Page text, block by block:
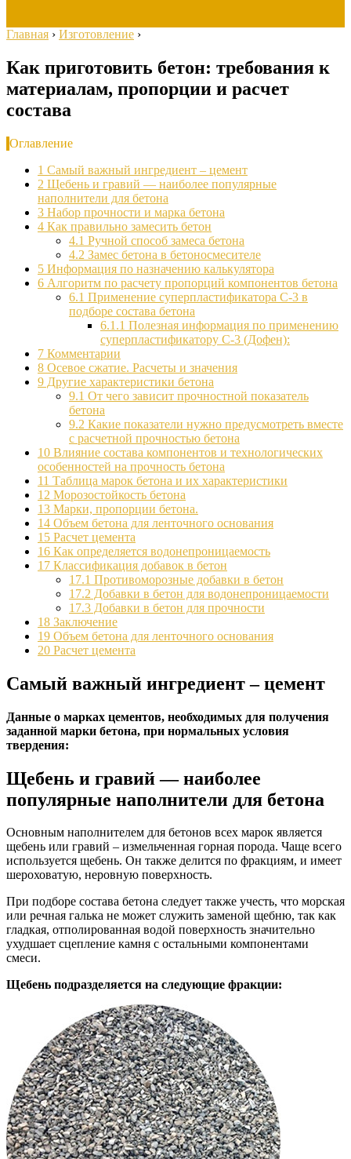
Главная › Изготовление ›
Как приготовить бетон: требования к
материалам, пропорции и расчет
состава
Оглавление
1 Самый важный ингредиент – цемент
2 Щебень и гравий — наиболее популярные
наполнители для бетона
3 Набор прочности и марка бетона
4 Как правильно замесить бетон
4.1 Ручной способ замеса бетона
4.2 Замес бетона в бетоносмесителе
5 Информация по назначению калькулятора
6 Алгоритм по расчету пропорций компонентов бетона
6.1 Применение суперпластификатора С-3 в
подборе состава бетона
6.1.1 Полезная информация по применению
суперпластификатору С-3 (Дофен):
7 Комментарии
8 Осевое сжатие. Расчеты и значения
9 Другие характеристики бетона
9.1 От чего зависит прочностной показатель
бетона
9.2 Какие показатели нужно предусмотреть вместе
с расчетной прочностью бетона
10 Влияние состава компонентов и технологических
особенностей на прочность бетона
11 Таблица марок бетона и их характеристики
12 Морозостойкость бетона
13 Марки, пропорции бетона.
14 Объем бетона для ленточного основания
15 Расчет цемента
16 Как определяется водонепроницаемость
17 Классификация добавок в бетон
17.1 Противоморозные добавки в бетон
17.2 Добавки в бетон для водонепроницаемости
17.3 Добавки в бетон для прочности
18 Заключение
19 Объем бетона для ленточного основания
20 Расчет цемента
Самый важный ингредиент – цемент
Данные о марках цементов, необходимых для получения
заданной марки бетона, при нормальных условия
твердения:
Щебень и гравий — наиболее
популярные наполнители для бетона
Основным наполнителем для бетонов всех марок является
щебень или гравий – измельченная горная порода. Чаще всего
используется щебень. Он также делится по фракциям, и имеет
шероховатую, неровную поверхность.
При подборе состава бетона следует также учесть, что морская
или речная галька не может служить заменой щебню, так как
гладкая, отполированная водой поверхность значительно
ухудшает сцепление камня с остальными компонентами
смеси.
Щебень подразделяется на следующие фракции: